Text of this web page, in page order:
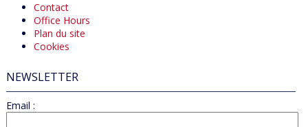
Contact
Office Hours
Plan du site
Cookies
NEWSLETTER
Email :